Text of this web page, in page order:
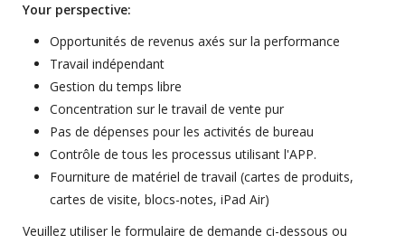
Your perspective:
Opportunités de revenus axés sur la performance
Travail indépendant
Gestion du temps libre
Concentration sur le travail de vente pur
Pas de dépenses pour les activités de bureau
Contrôle de tous les processus utilisant l'APP.
Fourniture de matériel de travail (cartes de produits,
cartes de visite, blocs-notes, iPad Air)
Veuillez utiliser le formulaire de demande ci-dessous ou